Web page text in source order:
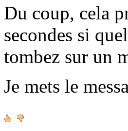
Du coup, cela
secondes si
tombez sur un
Je mets le